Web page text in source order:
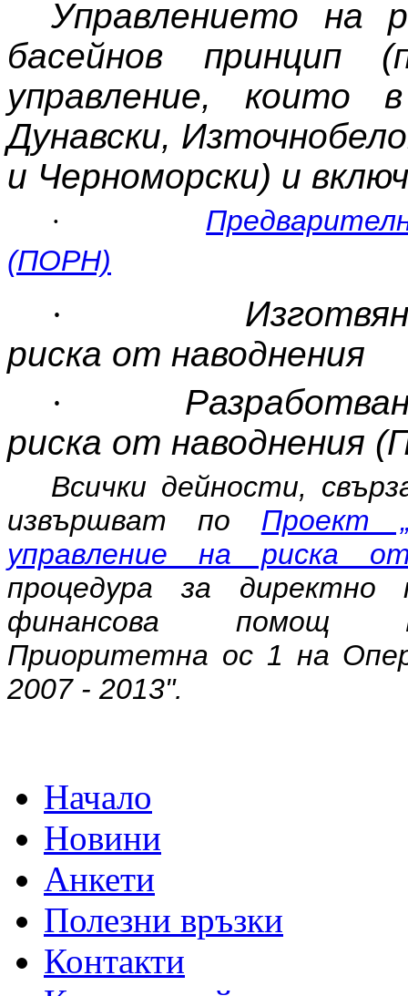
Управлението на
басейнов принцип
управление,
Дунавски,
и Черноморски) и
·
(ПОРН)
·
риска от наводнения
·
риска от наводнения
Всички дейности,
извършват по Проект
управление на риска
процедура за директно
финансова помощ
Приоритетна ос 1 на
2007 - 2013".
Начало
Новини
Анкети
Полезни връзки
Контакти